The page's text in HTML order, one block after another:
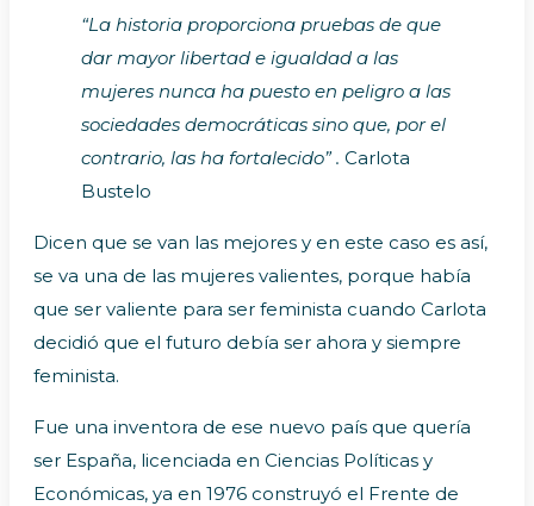
“La historia proporciona pruebas de que
dar mayor libertad e igualdad a las
mujeres nunca ha puesto en peligro a las
sociedades democráticas sino que, por el
contrario, las ha fortalecido” . Carlota
Bustelo
Dicen que se van las mejores y en este caso es así,
se va una de las mujeres valientes, porque había
que ser valiente para ser feminista cuando Carlota
decidió que el futuro debía ser ahora y siempre
feminista.
Fue una inventora de ese nuevo país que quería
ser España, licenciada en Ciencias Políticas y
Económicas, ya en 1976 construyó el Frente de